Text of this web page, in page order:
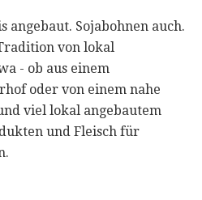
angebaut. Sojabohnen auch.
von lokal
- ob aus einem
oder von einem nahe
viel lokal angebautem
und Fleisch für